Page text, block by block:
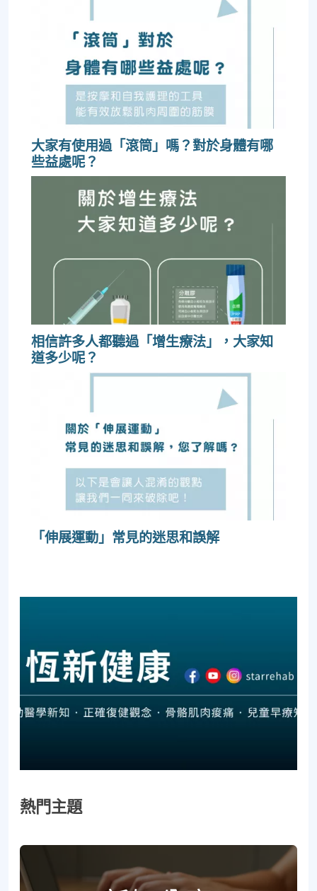
大家有使用過「滾筒」嗎？對於身體有哪
些益處呢？
相信許多人都聽過「增生療法」，大家知
道多少呢？
「伸展運動」常見的迷思和誤解
熱門主題